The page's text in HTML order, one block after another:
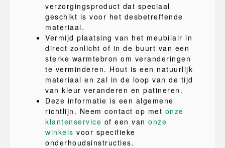
verzorgingsproduct dat speciaal
geschikt is voor het desbetreffende
materiaal.
Vermijd plaatsing van het meubilair in
direct zonlicht of in de buurt van een
sterke warmtebron om veranderingen
te verminderen. Hout is een natuurlijk
materiaal en zal in de loop van de tijd
van kleur veranderen en patineren.
Deze informatie is een algemene
richtlijn. Neem contact op met onze
klantenservice of een van onze
winkels voor specifieke
onderhoudsinstructies.